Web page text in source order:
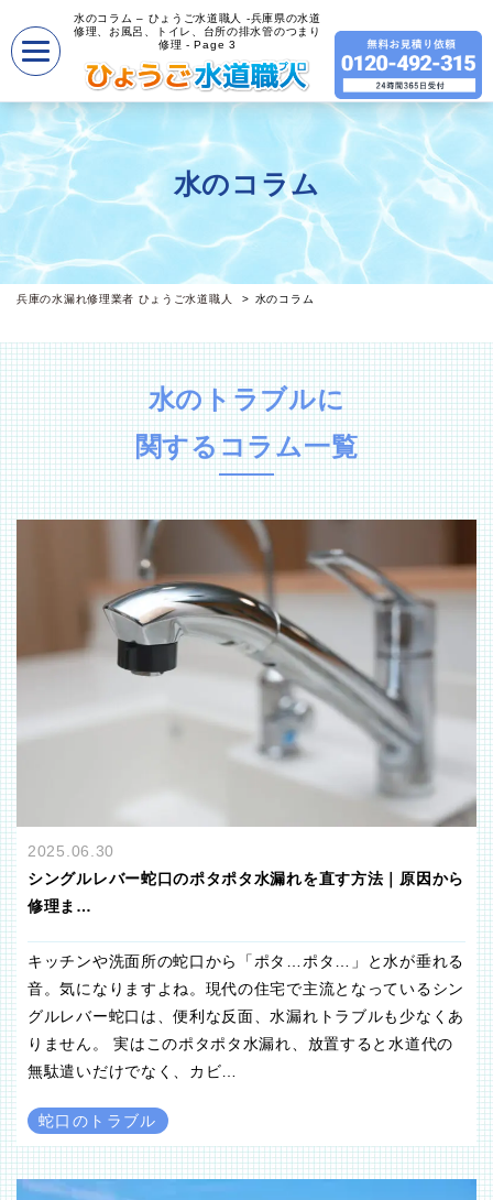
水のコラム – ひょうご水道職人 -兵庫県の水道
修理、お風呂、トイレ、台所の排水管のつまり
修理 - Page 3
水のコラム
兵庫の水漏れ修理業者 ひょうご水道職人 水のコラム
水のトラブルに
関するコラム一覧
2025.06.30
シングルレバー蛇口のポタポタ水漏れを直す方法｜原因から
修理ま…
キッチンや洗面所の蛇口から「ポタ…ポタ…」と水が垂れる
音。気になりますよね。現代の住宅で主流となっているシン
グルレバー蛇口は、便利な反面、水漏れトラブルも少なくあ
りません。 実はこのポタポタ水漏れ、放置すると水道代の
無駄遣いだけでなく、カビ…
蛇口のトラブル